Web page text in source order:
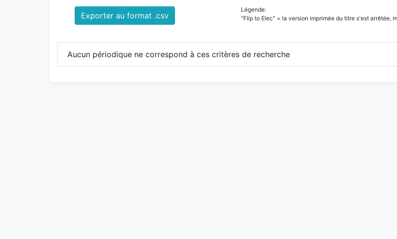
Exporter au format .csv
Légende:
"Flip to Elec" = la version imprimée du titre s'est arrêtée,
Aucun périodique ne correspond à ces critères de recherche